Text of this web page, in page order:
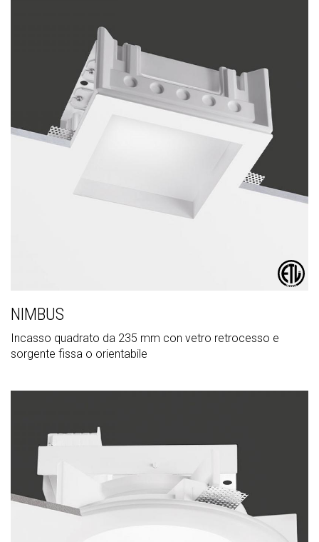
NIMBUS
Incasso quadrato da 235 mm con vetro retrocesso e
sorgente fissa o orientabile